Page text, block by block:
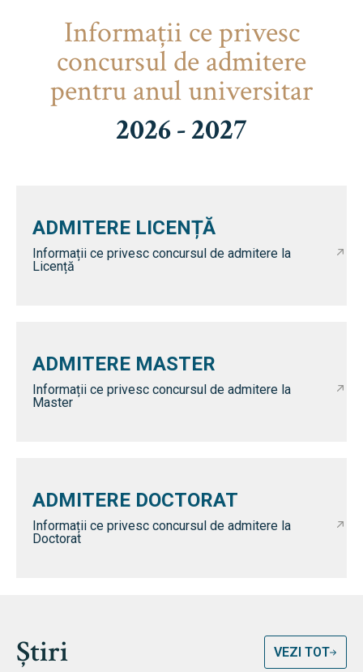
Informaţii ce privesc
concursul de admitere
pentru anul universitar
2026 - 2027
ADMITERE LICENȚĂ
Informații ce privesc concursul de admitere la
Licență
ADMITERE MASTER
Informații ce privesc concursul de admitere la
Master
ADMITERE DOCTORAT
Informații ce privesc concursul de admitere la
Doctorat
Știri VEZI TOT